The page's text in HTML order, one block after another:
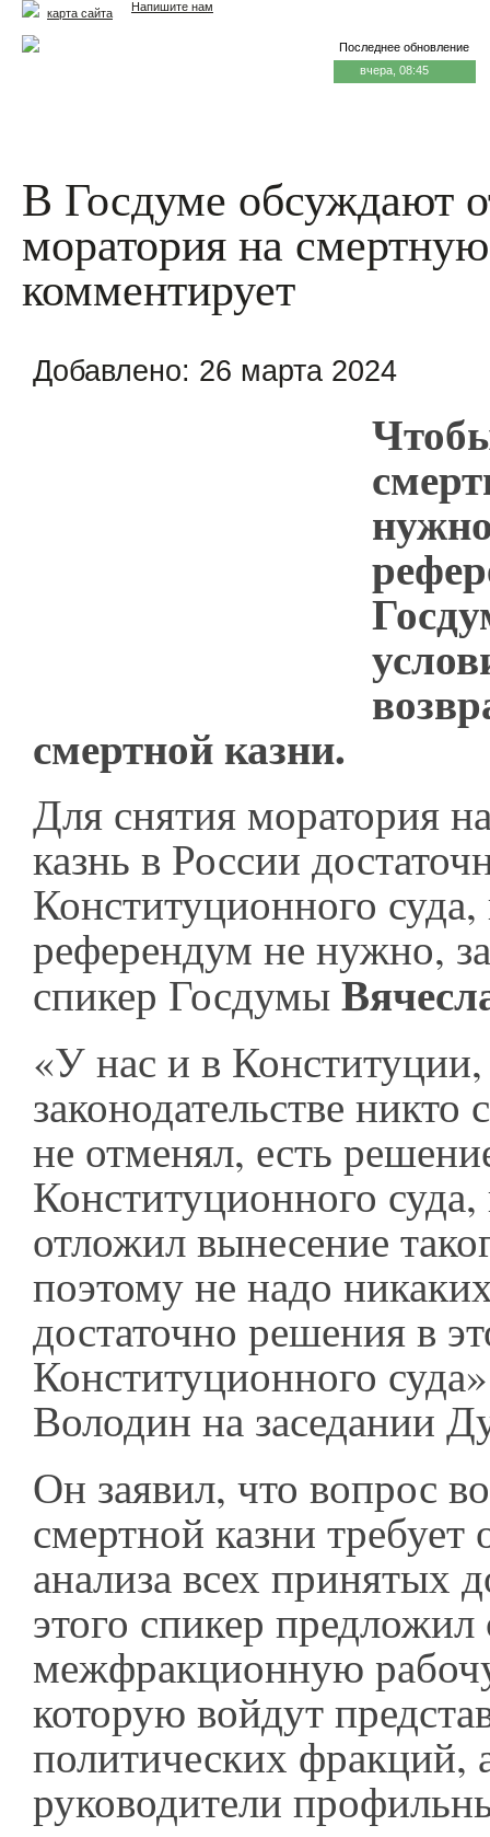
Напишите нам
карта сайта
Последнее обновление
вчера, 08:45
В Госдуме обсуждают
моратория на
комментирует
Добавлено: 26 марта 2024
смертной казни.
Для снятия моратория
казнь в России
Конституционного
референдум не нужно,
спикер Госдумы
«У нас и в
законодательстве
не отменял, есть
Конституционного
отложил вынесение
поэтому не надо
достаточно решения в
Конституционного
Володин на заседании
Он заявил, что вопрос
смертной казни
анализа всех принятых
этого спикер предложил
межфракционную
которую войдут
политических фракций,
руководители